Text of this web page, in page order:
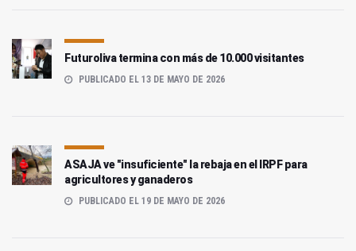
Futuroliva termina con más de 10.000 visitantes
PUBLICADO EL 13 DE MAYO DE 2026
ASAJA ve "insuficiente" la rebaja en el IRPF para
agricultores y ganaderos
PUBLICADO EL 19 DE MAYO DE 2026